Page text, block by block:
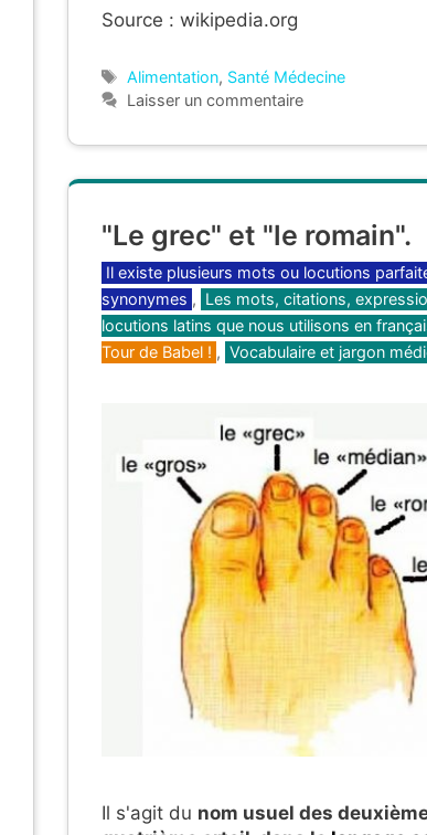
Source : wikipedia.org
Étiquettes
Alimentation, Santé Médecine
Laisser un commentaire
"Le grec" et "le romain".
Catégories
Il existe plusieurs mots ou locutions
synonymes , Les mots, citations,
locutions latins que nous utilisons en
Tour de Babel ! , Vocabulaire et jargon
Il s'agit du nom usuel des